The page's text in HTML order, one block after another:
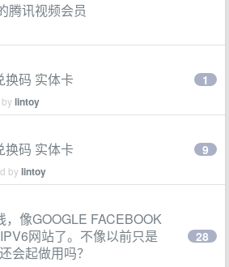
腾讯视频会员
换码 实体卡
lintoy
1
换码 实体卡
bylintoy
9
像GOOGLE FACEBOOK
网站了。不像以前只是
会起做用吗？
28